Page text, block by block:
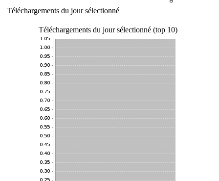
Téléchargements du jour sélectionné
Téléchargements du jour sélectionné (top 10)